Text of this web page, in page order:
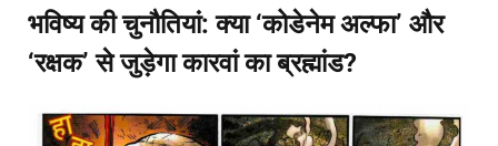
भविष्य की चुनौतियां: क्या ‘कोडेनेम अल्फा’ और
‘रक्षक’ से जुड़ेगा कारवां का ब्रह्मांड?